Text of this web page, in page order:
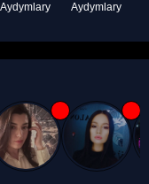
Aydymlary Aydymlary